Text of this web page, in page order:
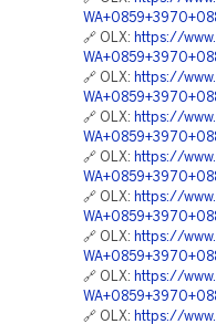
🔗 OLX: https://
🔗 OLX: https://
🔗 OLX: https://
🔗 OLX: https://
🔗 OLX: https://
🔗 OLX: https://
🔗 OLX: https://
🔗 OLX: https://